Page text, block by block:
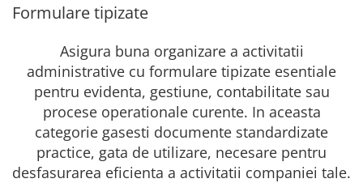
Produse personalizate
Formulare tipizate
Saci menajeri
Formulare tipizate
Asigura buna organizare a activitatii
administrative cu formulare tipizate esentiale
pentru evidenta, gestiune, contabilitate sau
procese operationale curente. In aceasta
categorie gasesti documente standardizate
practice, gata de utilizare, necesare pentru
desfasurarea eficienta a activitatii companiei tale.